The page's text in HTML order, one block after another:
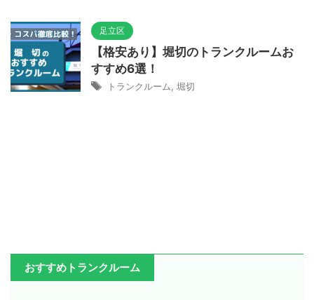
足立区
【格安あり】堀切のトランクルームお
すすめ6選！
トランクルーム 堀切
おすすめトランクルーム